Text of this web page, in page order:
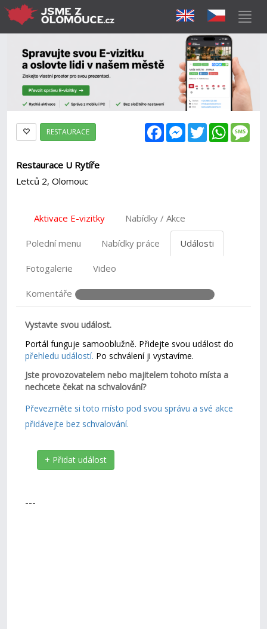
FacebookMessenger
Twitter
RESTAURACE
Restaurace U Rytíře
Letců 2, Olomouc
Aktivace E-vizitky Nabídky / Akce
Polední menu Nabídky práce Události
Fotogalerie Video
Komentáře
Vystavte svou událost.
Portál funguje samooblužně. Přidejte svou událost do
přehledu událostí. Po schválení ji vystavíme.
Jste provozovatelem nebo majitelem tohoto místa a
nechcete čekat na schvalování?
Převezměte si toto místo pod svou správu a své akce
přidávejte bez schvalování.
+ Přidat událost
---